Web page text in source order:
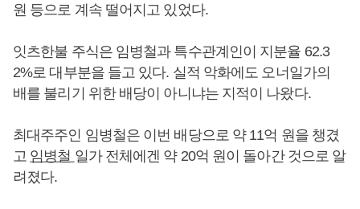
원 등으로 계속 떨어지고 있었다.
잇츠한불 주식은 임병철과 특수관계인이 지분율 62.3
2%로 대부분을 들고 있다. 실적 악화에도 오너일가의
배를 불리기 위한 배당이 아니냐는 지적이 나왔다.
최대주주인 임병철은 이번 배당으로 약 11억 원을 챙겼
고 임병철 일가 전체에겐 약 20억 원이 돌아간 것으로 알
려졌다.